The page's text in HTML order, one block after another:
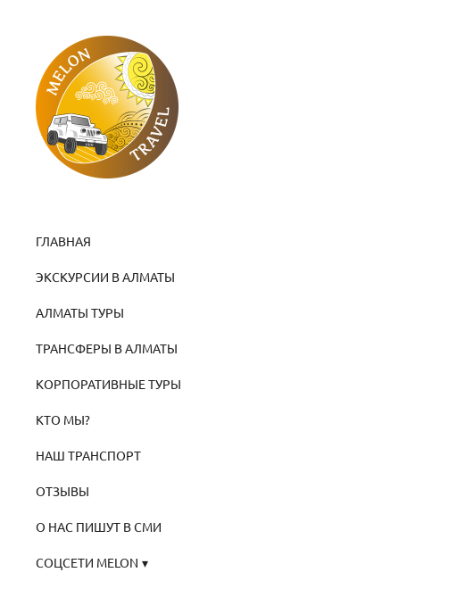
ГЛАВНАЯ
ЭКСКУРСИИ В АЛМАТЫ
АЛМАТЫ ТУРЫ
ТРАНСФЕРЫ В АЛМАТЫ
КОРПОРАТИВНЫЕ ТУРЫ
КТО МЫ?
НАШ ТРАНСПОРТ
ОТЗЫВЫ
О НАС ПИШУТ В СМИ
СОЦСЕТИ MELON